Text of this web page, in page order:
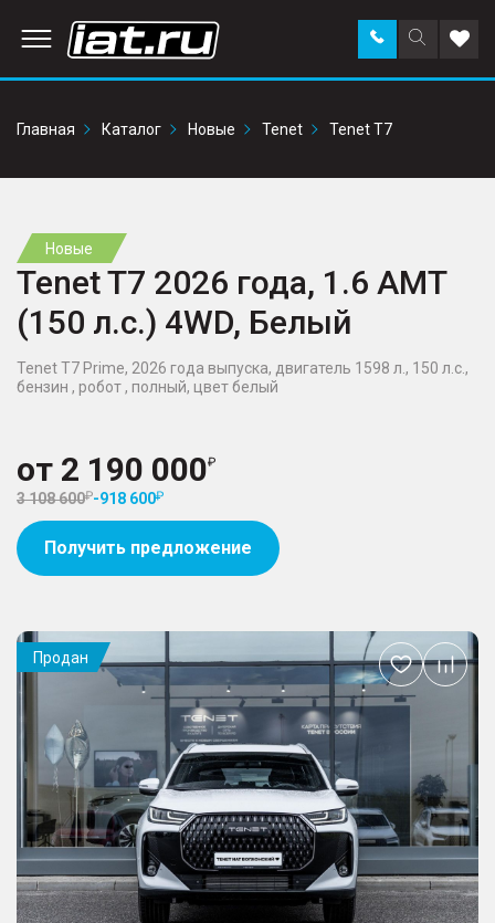
Поиск
по
Заказать
звонок в
Главная
Каталог Новые Tenet Tenet T7
Новые
Tenet T7 2026 года, 1.6 AMT
(150 л.с.) 4WD, Белый
Tenet T7 Prime, 2026 года выпуска, двигатель 1598 л., 150 л.с.,
бензин , робот , полный, цвет белый
от 2 190 000
3 108 600 -918 600
Получить предложение
Продан
Добавить
в
избранное